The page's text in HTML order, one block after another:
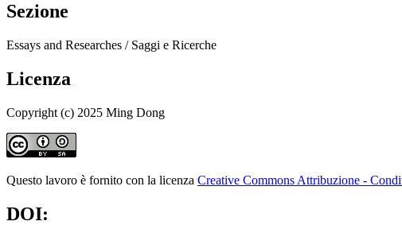
Sezione
Essays and Researches / Saggi e Ricerche
Licenza
Copyright (c) 2025 Ming Dong
Questo lavoro è fornito con la licenza Creative Commons Attribuzione -
DOI: